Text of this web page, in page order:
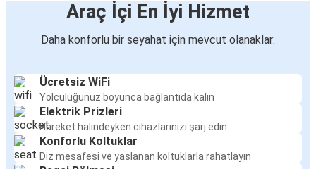
Araç İçi En İyi Hizmet
Daha konforlu bir seyahat için mevcut olanaklar:
Ücretsiz WiFi
Yolculuğunuz boyunca bağlantıda kalın
Elektrik Prizleri
Hareket halindeyken cihazlarınızı şarj edin
Konforlu Koltuklar
Diz mesafesi ve yaslanan koltuklarla rahatlayın